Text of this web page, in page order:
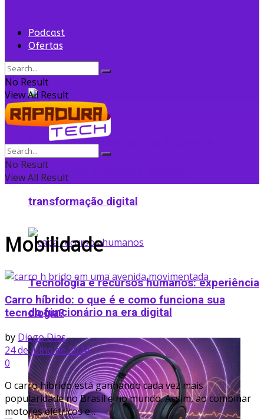
Flightradar24 vende 35% para Sprints Capital
para expansão
Grupo Edson Queiroz cria Núcleo de
Inteligência Artificial e acelera
transformação digital
Tecnologia e recursos humanos: experiência
do funcionário na era digital
Podcast
Ofertas
No Result
View All Result
No Result
View All Result
Mobilidade
Carro híbrido: o que é e como funciona sua
tecnologia?
by Diego Dias
24 de julho de 2024
0
O carro híbrido está ganhando cada vez mais
popularidade no Brasil e no mundo. Assim, ao combinar
motores elétricos e...